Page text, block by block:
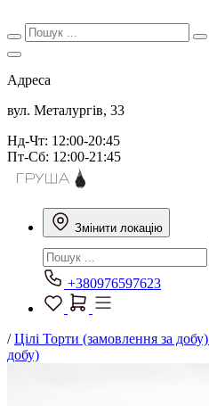
Адреса
вул. Металургів, 33
Нд-Чт: 12:00-20:45
Пт-Сб: 12:00-21:45
Змінити локацію
+380976597623
/Цілі Торти (замовлення за добу)
добу)